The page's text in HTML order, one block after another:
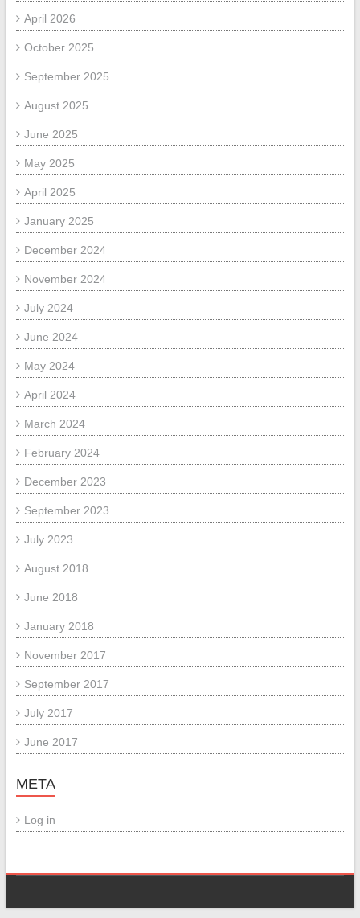
April 2026
October 2025
September 2025
August 2025
June 2025
May 2025
April 2025
January 2025
December 2024
November 2024
July 2024
June 2024
May 2024
April 2024
March 2024
February 2024
December 2023
September 2023
July 2023
August 2018
June 2018
January 2018
November 2017
September 2017
July 2017
June 2017
META
Log in